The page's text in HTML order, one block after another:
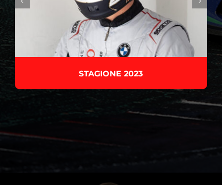
STAGIONE 2023